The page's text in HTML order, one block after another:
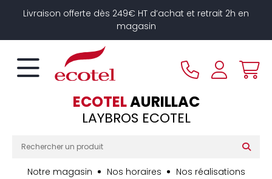
Livraison offerte dès 249€ HT d’achat et retrait 2h en
magasin
ECOTELAURILLAC
LAYBROS ECOTEL
Notre magasin Nos horaires Nos réalisations
Panneau de gestion des cookies